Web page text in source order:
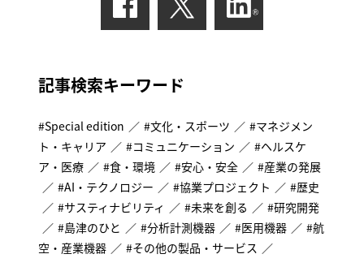
記事検索キーワード
Special edition 文化・スポーツ
マネジメン
ト・キャリア
コミュニケーション
ヘルスケ
ア・医療
食・環境 安心・安全
産業の発展
AI・テクノロジー
協業プロジェクト
歴史
サスティナビリティ
未来を創る
研究開発
島津のひと
分析計測機器 医用機器
航
空・産業機器
その他の製品・サービス